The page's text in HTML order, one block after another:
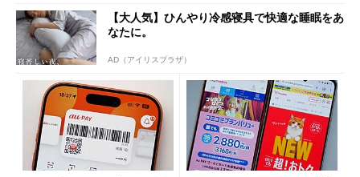
【大人気】ひんやり冷感寝具で快適な睡眠をあ
なたに。
AD（アイリスプラザ）